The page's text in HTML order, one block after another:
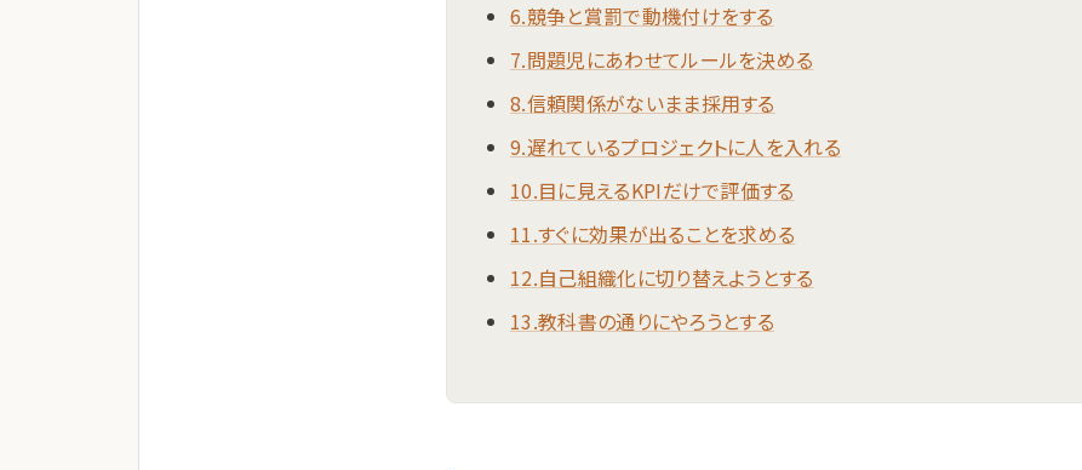
6.競争と賞罰で動機付けをする
7.問題児にあわせてルールを決める
8.信頼関係がないまま採用する
9.遅れているプロジェクトに人を入れる
10.目に見えるKPIだけで評価する
11.すぐに効果が出ることを求める
12.自己組織化に切り替えようとする
13.教科書の通りにやろうとする